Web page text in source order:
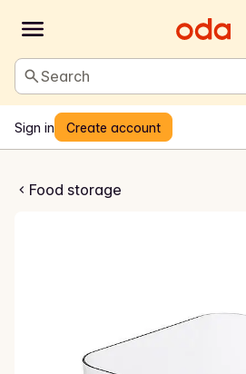
Search
Sign in Create account
Food storage
systemboks